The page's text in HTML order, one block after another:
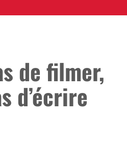
de filmer,
d’écrire